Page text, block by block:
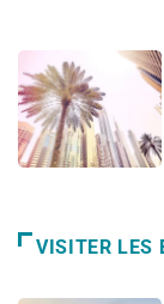
VISITER LES